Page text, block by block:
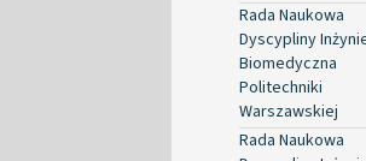
Rada Naukowa
Dyscypliny
Biomedyczna
Politechniki
Warszawskiej
Rada Naukowa